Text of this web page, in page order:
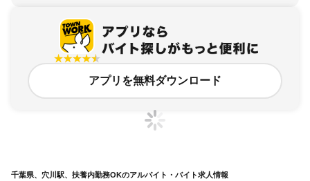
アプリを無料ダウンロード
千葉県、穴川駅、扶養内勤務OKのアルバイト・バイト求人情報